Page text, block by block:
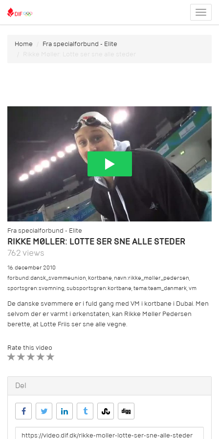
menu
Home
Fra specialforbund - Elite
Rikke Møller: Lotte ser sne alle steder
Fra specialforbund - Elite
RIKKE MØLLER: LOTTE SER SNE ALLE STEDER
762 views
16. december 2010
forbund:dansk_svømmeunion,kortbane,navn:rikke_møller_pedersen,
sportsgren:svømning,subsportsgren:kortbane,tema:team_danmark,vm
De danske svømmere er i fuld gang med VM i kortbane i Dubai. Men
selvom der er varmt i ørkenstaten, kan Rikke Møller Pedersen
berette, at Lotte Friis ser sne alle vegne.
Rate this video
Del
URL